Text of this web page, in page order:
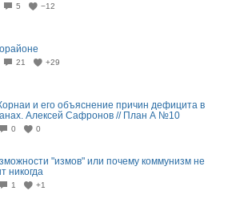
5 −12
21 +29
и его объяснение причин дефицита в
Алексей Сафронов // План А №10
0 0
"измов" или почему коммунизм не
никогда
1 +1